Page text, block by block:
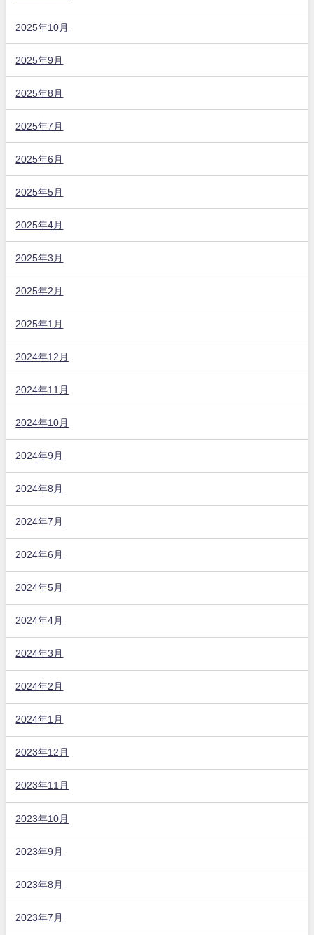
2025年10月
2025年9月
2025年8月
2025年7月
2025年6月
2025年5月
2025年4月
2025年3月
2025年2月
2025年1月
2024年12月
2024年11月
2024年10月
2024年9月
2024年8月
2024年7月
2024年6月
2024年5月
2024年4月
2024年3月
2024年2月
2024年1月
2023年12月
2023年11月
2023年10月
2023年9月
2023年8月
2023年7月